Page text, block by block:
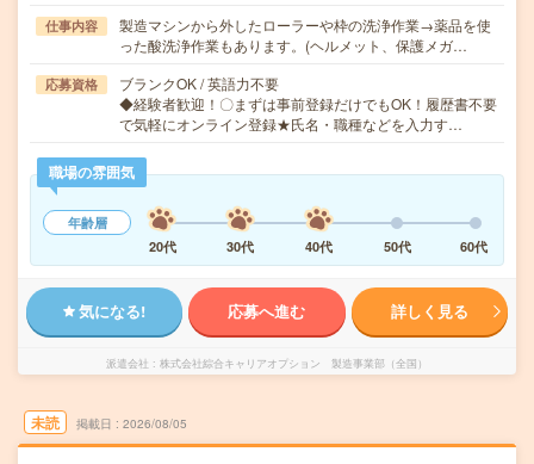
仕事内容
製造マシンから外したローラーや枠の洗浄作業→薬品を使
った酸洗浄作業もあります。(ヘルメット、保護メガ…
応募資格
ブランクOK / 英語力不要
◆経験者歓迎！〇まずは事前登録だけでもOK！履歴書不要
で気軽にオンライン登録★氏名・職種などを入力す…
職場の雰囲気
年齢層
20代
30代 40代 50代 60代
気になる! 応募へ進む 詳しく見る
派遣会社 株式会社綜合キャリアオプション 製造事業部（全国）
未読 掲載日 2026/08/05